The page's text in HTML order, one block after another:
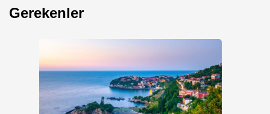
Gerekenler